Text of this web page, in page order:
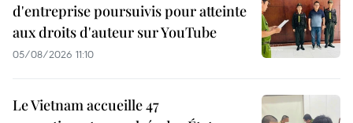
d'entreprise poursuivis pour atteinte
aux droits d'auteur sur YouTube
05/08/2026 11:10
Le Vietnam accueille 47